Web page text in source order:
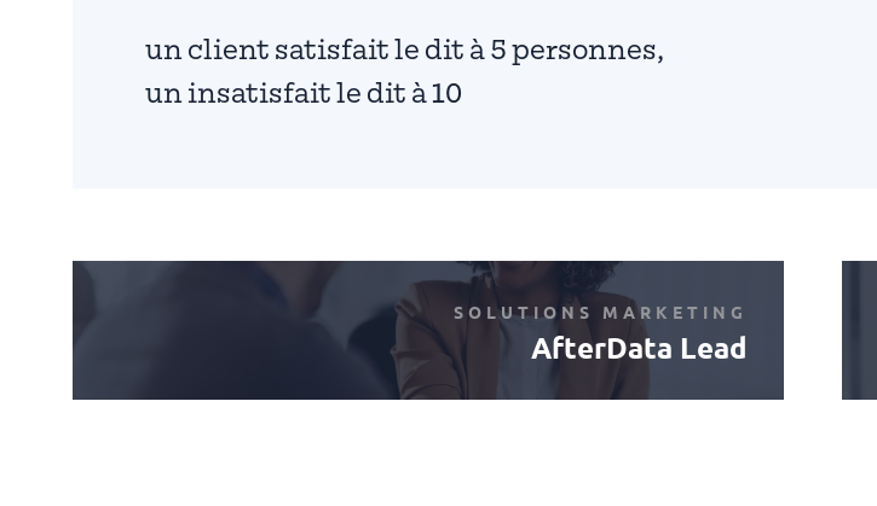
un client satisfait le dit à 5 personnes,
un insatisfait le dit à 10
SOLUTIONS MARKETING
AfterData Lead